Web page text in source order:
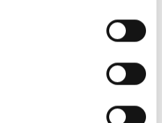
A4 kridttavle, A5 kridttavle